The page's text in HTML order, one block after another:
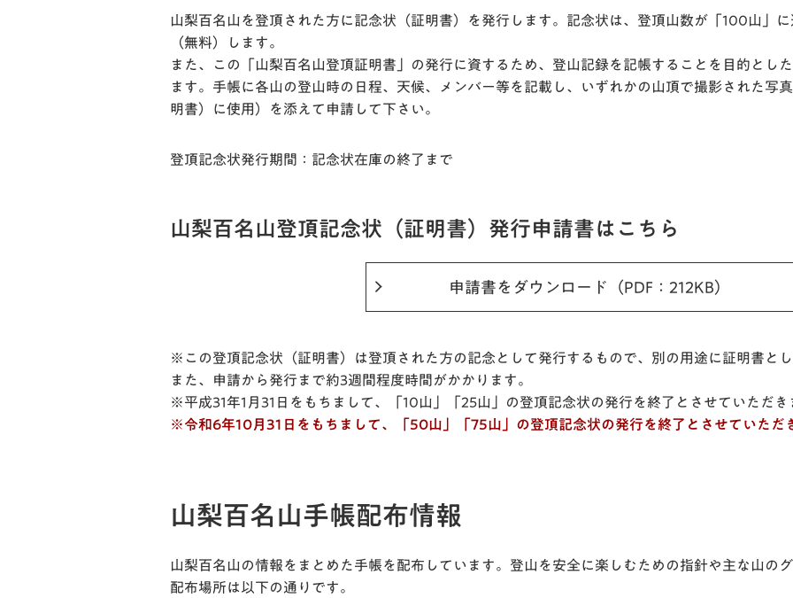
山梨百名山を登頂された方に記念状（証明書）を発行します。記念状は、登頂山数が「100山」
（無料）します。
また、この「山梨百名山登頂証明書」の発行に資するため、登山記録を記帳することを目的とし
ます。手帳に各山の登山時の日程、天候、メンバー等を記載し、いずれかの山頂で撮影された写
明書）に使用）を添えて申請して下さい。
登頂記念状発行期間：記念状在庫の終了まで
山梨百名山登頂記念状（証明書）発行申請書はこちら
申請書をダウンロード（PDF：212KB）
※この登頂記念状（証明書）は登頂された方の記念として発行するもので、別の用途に証明書と
また、申請から発行まで約3週間程度時間がかかります。
※平成31年1月31日をもちまして、「10山」「25山」の登頂記念状の発行を終了とさせていただき
※令和6年10月31日をもちまして、「50山」「75山」の登頂記念状の発行を終了とさせていただ
山梨百名山手帳配布情報
山梨百名山の情報をまとめた手帳を配布しています。登山を安全に楽しむための指針や主な山の
配布場所は以下の通りです。